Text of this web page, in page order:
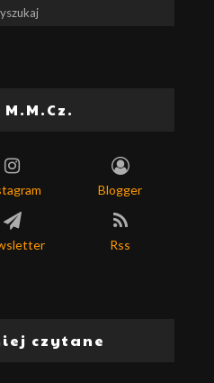
Blogger
Rss
czytane